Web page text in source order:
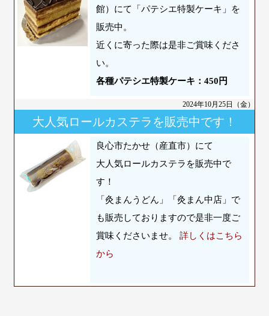
館）にて「パテシエ特製ケーキ」を
販売中。
近くに寄った際は是非ご賞味くださ
い。
各種パテシエ特製ケーキ：450円
2024年10月25日（金）
大人気ロールカステラを販売中です！
良心市たかせ（産直市）にて
大人気ロールカステラを販売中で
す！
「灸まんうどん」「灸まん中店」で
も販売しておりますので是非一度ご
賞味くださいませ。詳しくはこちら
から